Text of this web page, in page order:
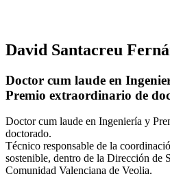
David Santacreu
Doctor cum laude en
Premio extraordinario de
Doctor cum laude en Ingeniería y
doctorado.
Técnico responsable de la
sostenible, dentro de la Dirección de
Comunidad Valenciana de Veolia.